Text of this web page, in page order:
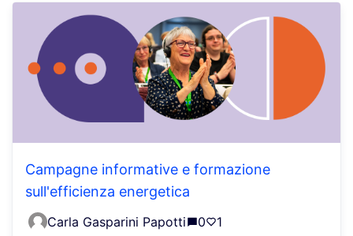
Campagne informative e formazione
sull'efficienza energetica
Carla Gasparini Papotti 0 1